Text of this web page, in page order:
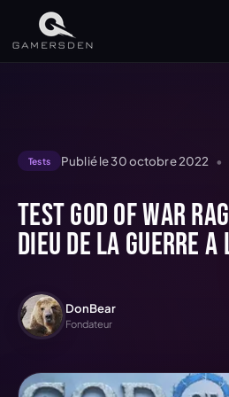
Tests Publié le30 octobre 2022 •
Test God of War
Dieu de la guerre a
DonBear
Fondateur